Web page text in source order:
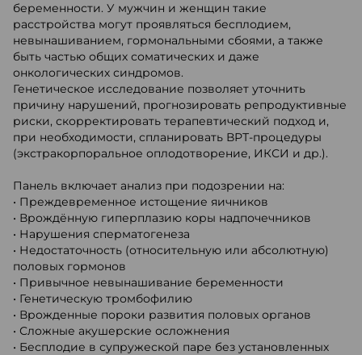
беременности. У мужчин и женщин такие
расстройства могут проявляться бесплодием,
невынашиванием, гормональными сбоями, а также
быть частью общих соматических и даже
онкологических синдромов.
Генетическое исследование позволяет уточнить
причину нарушений, прогнозировать репродуктивные
риски, скорректировать терапевтический подход и,
при необходимости, спланировать ВРТ-процедуры
(экстракорпоральное оплодотворение, ИКСИ и др.).
Панель включает анализ при подозрении на:
• Преждевременное истощение яичников
• Врождённую гиперплазию коры надпочечников
• Нарушения сперматогенеза
• Недостаточность (относительную или абсолютную)
половых гормонов
• Привычное невынашивание беременности
• Генетическую тромбофилию
• Врожденные пороки развития половых органов
• Сложные акушерские осложнения
• Бесплодие в супружеской паре без установленных